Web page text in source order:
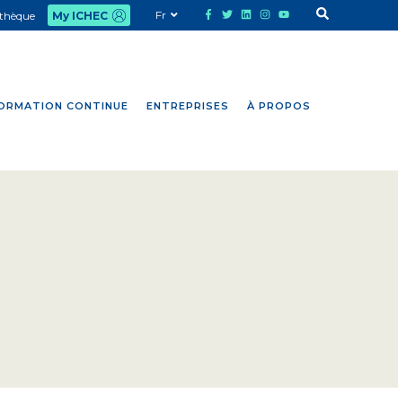
CONTINUE ENTREPRISES À PROPOS
My ICHEC Fr